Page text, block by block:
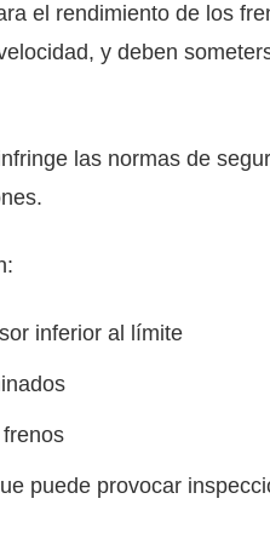
el rendimiento de los
y deben
las normas de
inferior al límite
puede provocar